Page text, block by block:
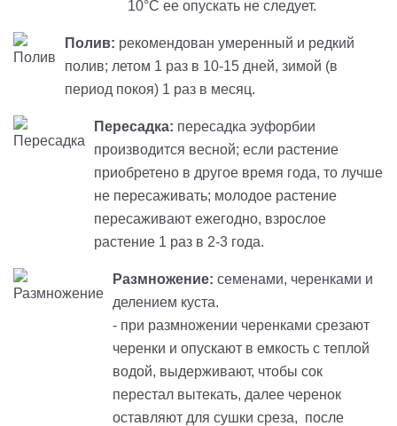
10°С ее опускать не следует.
Полив: рекомендован умеренный и редкий
полив; летом 1 раз в 10-15 дней, зимой (в
период покоя) 1 раз в месяц.
Пересадка: пересадка эуфорбии
производится весной; если растение
приобретено в другое время года, то лучше
не пересаживать; молодое растение
пересаживают ежегодно, взрослое
растение 1 раз в 2-3 года.
Размножение: семенами, черенками и
делением куста.
- при размножении черенками срезают
черенки и опускают в емкость с теплой
водой, выдерживают, чтобы сок
перестал вытекать, далее черенок
оставляют для сушки среза, после